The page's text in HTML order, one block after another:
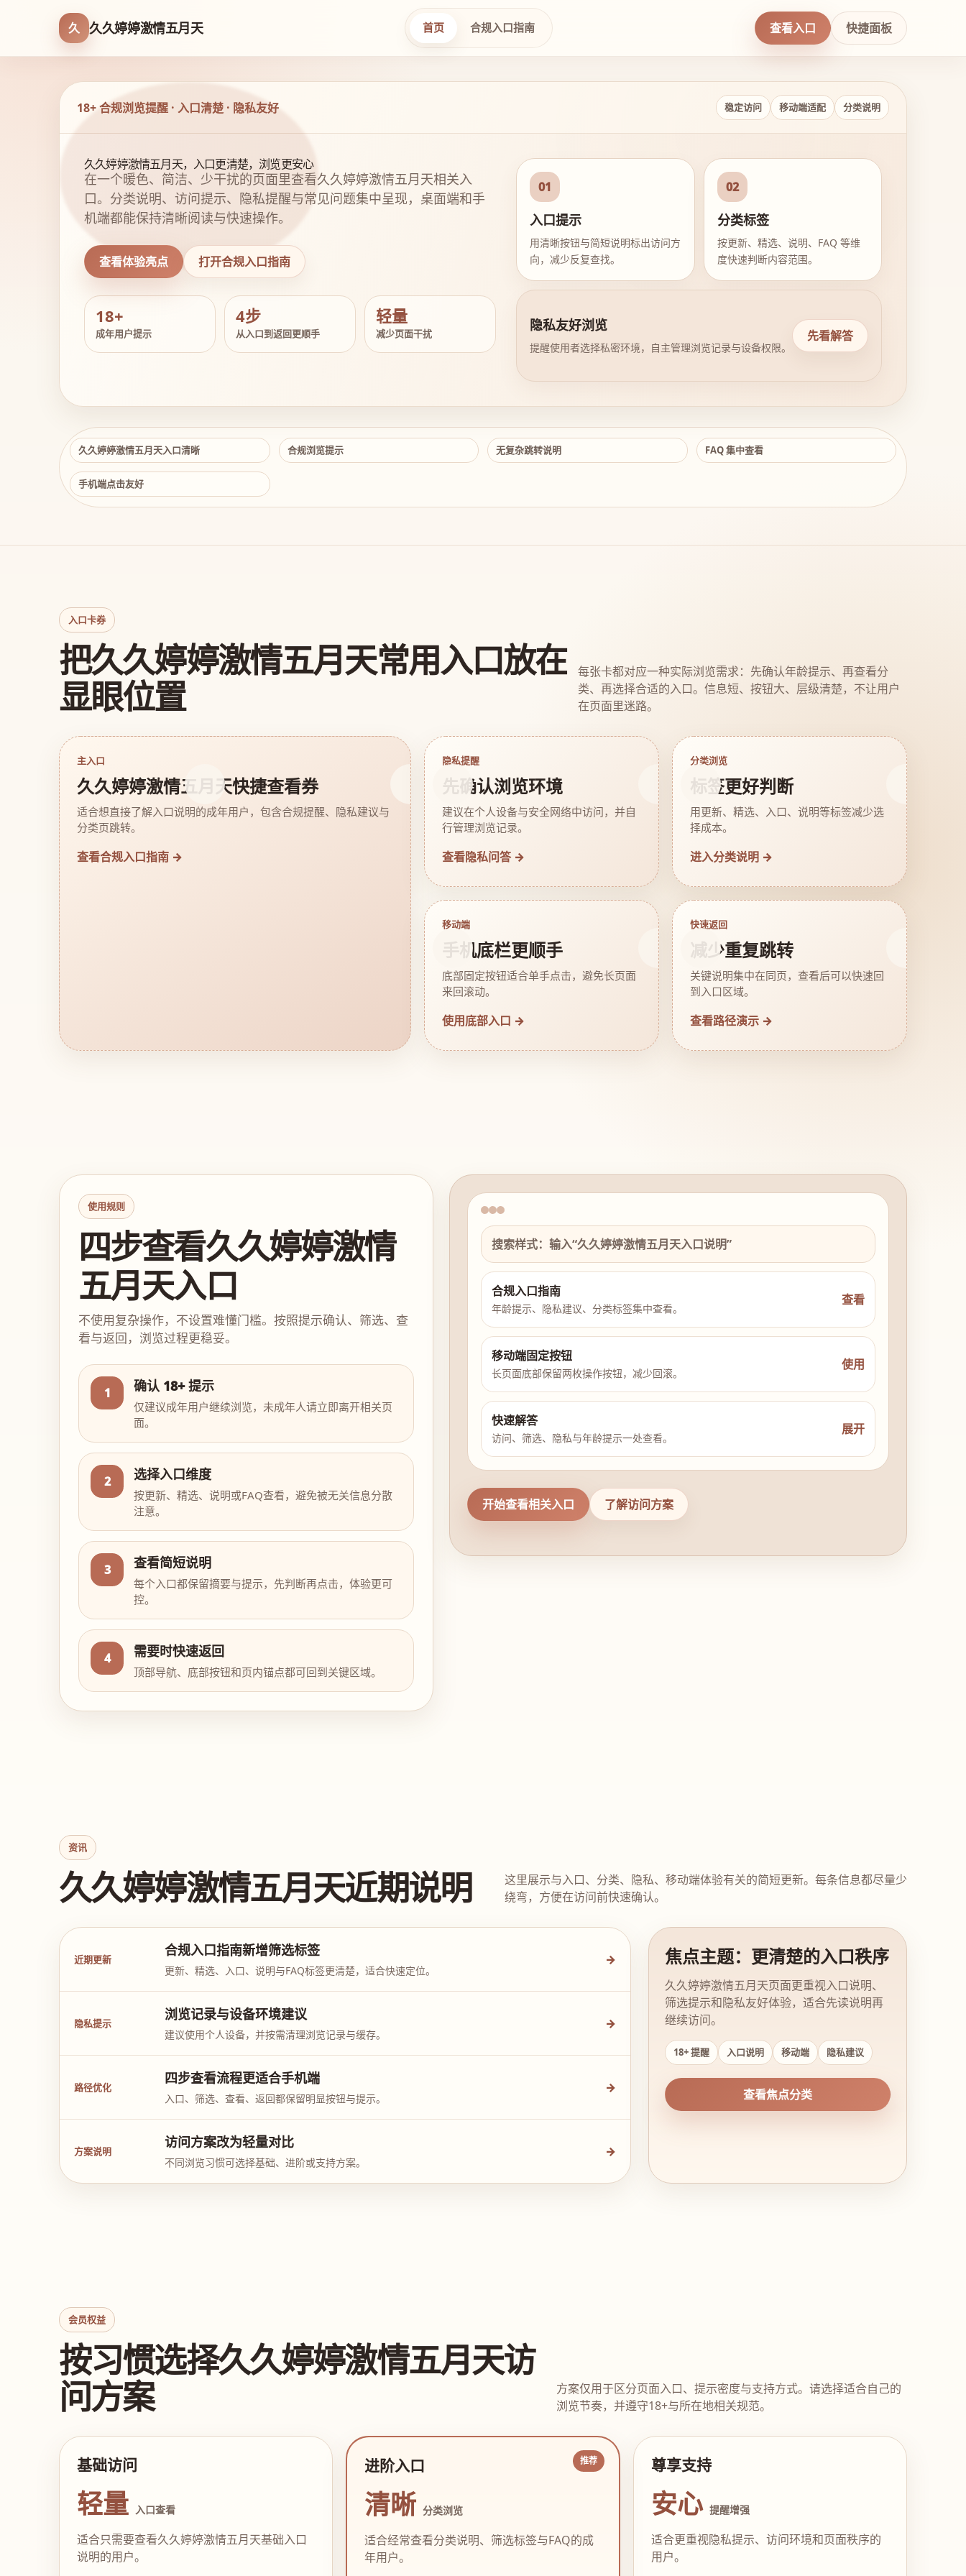
久 久久婷婷激情五月天 首页 合规入口指南 查看入口 快捷面板
18+ 合规浏览提醒 · 入口清楚 · 隐私友好 稳定访问 移动端适配 分类说明
久久婷婷激情五月天，入口更清楚，浏览更安心
在一个暖色、简洁、少干扰的页面里查看久久婷婷激情五月天相关入
口。分类说明、访问提示、隐私提醒与常见问题集中呈现，桌面端和手
机端都能保持清晰阅读与快速操作。
查看体验亮点 打开合规入口指南
18+
成年用户提示
4步
从入口到返回更顺手
轻量
减少页面干扰
01
入口提示
用清晰按钮与简短说明标出访问方
向，减少反复查找。
02
分类标签
按更新、精选、说明、FAQ 等维
度快速判断内容范围。
隐私友好浏览
提醒使用者选择私密环境，自主管理浏览记录与设备权限。
先看解答
久久婷婷激情五月天入口清晰 合规浏览提示 无复杂跳转说明 FAQ 集中查看
手机端点击友好
入口卡券
把久久婷婷激情五月天常用入口放在
显眼位置
每张卡都对应一种实际浏览需求：先确认年龄提示、再查看分
类、再选择合适的入口。信息短、按钮大、层级清楚，不让用户
在页面里迷路。
主入口
久久婷婷激情五月天快捷查看券
适合想直接了解入口说明的成年用户，包含合规提醒、隐私建议与
分类页跳转。
查看合规入口指南 →
隐私提醒
先确认浏览环境
建议在个人设备与安全网络中访问，并自
行管理浏览记录。
查看隐私问答 →
分类浏览
标签更好判断
用更新、精选、入口、说明等标签减少选
择成本。
进入分类说明 →
移动端
手机底栏更顺手
底部固定按钮适合单手点击，避免长页面
来回滚动。
使用底部入口 →
快速返回
减少重复跳转
关键说明集中在同页，查看后可以快速回
到入口区域。
查看路径演示 →
使用规则
四步查看久久婷婷激情
五月天入口
不使用复杂操作，不设置难懂门槛。按照提示确认、筛选、查
看与返回，浏览过程更稳妥。
1 确认 18+ 提示
仅建议成年用户继续浏览，未成年人请立即离开相关页
面。
2 选择入口维度
按更新、精选、说明或FAQ查看，避免被无关信息分散
注意。
3 查看简短说明
每个入口都保留摘要与提示，先判断再点击，体验更可
控。
4 需要时快速返回
顶部导航、底部按钮和页内锚点都可回到关键区域。
搜索样式：输入“久久婷婷激情五月天入口说明”
合规入口指南
年龄提示、隐私建议、分类标签集中查看。
查看
移动端固定按钮
长页面底部保留两枚操作按钮，减少回滚。
使用
快速解答
访问、筛选、隐私与年龄提示一处查看。
展开
开始查看相关入口 了解访问方案
资讯
久久婷婷激情五月天近期说明
这里展示与入口、分类、隐私、移动端体验有关的简短更新。每条信息都尽量少
绕弯，方便在访问前快速确认。
近期更新
合规入口指南新增筛选标签
更新、精选、入口、说明与FAQ标签更清楚，适合快速定位。
→
隐私提示
浏览记录与设备环境建议
建议使用个人设备，并按需清理浏览记录与缓存。
→
路径优化
四步查看流程更适合手机端
入口、筛选、查看、返回都保留明显按钮与提示。
→
方案说明
访问方案改为轻量对比
不同浏览习惯可选择基础、进阶或支持方案。
→
焦点主题：更清楚的入口秩序
久久婷婷激情五月天页面更重视入口说明、
筛选提示和隐私友好体验，适合先读说明再
继续访问。
18+ 提醒 入口说明 移动端 隐私建议
查看焦点分类
会员权益
按习惯选择久久婷婷激情五月天访
问方案
方案仅用于区分页面入口、提示密度与支持方式。请选择适合自己的
浏览节奏，并遵守18+与所在地相关规范。
基础访问
轻量 入口查看
适合只需要查看久久婷婷激情五月天基础入口
说明的用户。
进阶入口
清晰分类浏览
适合经常查看分类说明、筛选标签与FAQ的成
年用户。
尊享支持
安心 提醒增强
适合更重视隐私提示、访问环境和页面秩序的
用户。